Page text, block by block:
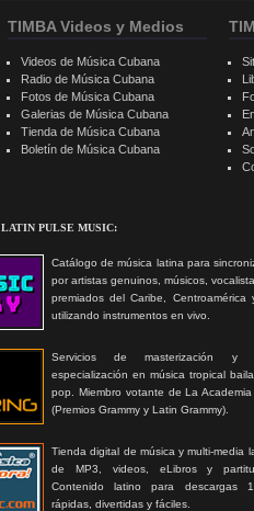
LATIN PULSE MUSIC:
Catálogo de música latina para
por artistas genuinos, músicos,
premiados del Caribe, Centroamérica
utilizando instrumentos en vivo.
Servicios de masterización y
especialización en música tropical
pop. Miembro votante de La
(Premios Grammy y Latin Grammy).
Tienda digital de música y multi-media
de MP3, videos, eLibros y
Contenido latino para descargas
rápidas, divertidas y fáciles.
TIMBA Videos y Medios
Videos de Música Cubana
Radio de Música Cubana
Fotos de Música Cubana
Galerias de Música Cubana
Tienda de Música Cubana
Boletín de Música Cubana